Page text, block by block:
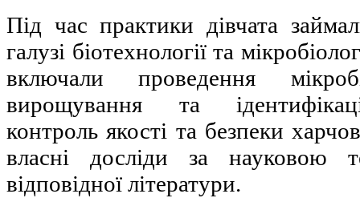
Під час практики дівчата
галузі біотехнології та
включали проведення
вирощування та
контроль якості та безпеки
власні досліди за науковою
відповідної літератури.